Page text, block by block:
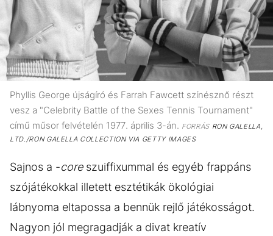
Phyllis George újságíró és Farrah Fawcett színésznő részt
vesz a "Celebrity Battle of the Sexes Tennis Tournament"
című műsor felvételén 1977. április 3-án. FORRÁSRON GALELLA,
LTD./RON GALELLA COLLECTION VIA GETTY IMAGES
Sajnos a -coreszuiffixummal és egyéb frappáns
szójátékokkal illetett esztétikák ökológiai
lábnyoma eltapossa a bennük rejlő játékosságot.
Nagyon jól megragadják a divat kreatív